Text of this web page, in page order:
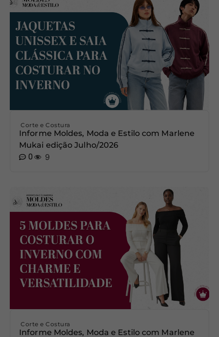
Corte e Costura
Informe Moldes, Moda e Estilo com Marlene
Mukai edição Julho/2026
0
9
Corte e Costura
Informe Moldes, Moda e Estilo com Marlene